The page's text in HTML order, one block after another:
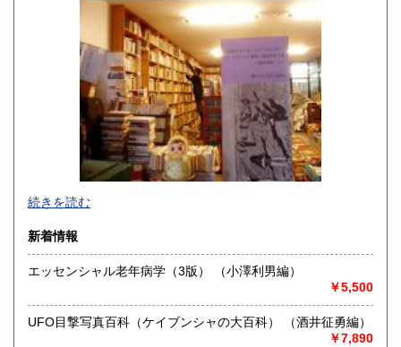
320円 徳島県
320円 愛媛県
320円 福岡県
320円 長崎県
320円 大分県
宮崎県
沖縄県
あらゆるものはないけれど思わぬものこそそこかしこ。お客
様へ……お問合せなどございましたら、住所・氏名・電話・
の場合はお応えできないこともありますのでご了承くださ
い。またお電話問合せは聞き間違いなどの要因となりますの
で、ご注文・お問合せはメール・FAX・往復ハガキなど書面
なにとぞご協力のほどをお願い申し上げます。
続きを読む
新着情報
エッセンシャル老年病学（3版） （小澤利男編）
￥5,500
UFO目撃写真百科（ケイブンシャの大百科） （酒井征勇編）
￥7,890